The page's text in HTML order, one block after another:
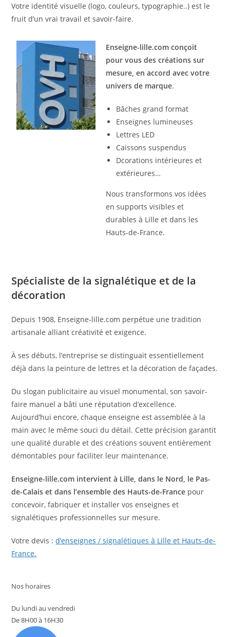
Votre identité visuelle (logo, couleurs, typographie..) est le
fruit d’un vrai travail et savoir-faire.
Enseigne-lille.com conçoit
pour vous des créations sur
mesure, en accord avec votre
univers de marque.
Bâches grand format
Enseignes lumineuses
Lettres LED
Caissons suspendus
Dcorations intérieures et
extérieures…
Nous transformons vos idées
en supports visibles et
durables à Lille et dans les
Hauts-de-France.
Spécialiste de la signalétique et de la
décoration
Depuis 1908, Enseigne-lille.com perpétue une tradition
artisanale alliant créativité et exigence.
À ses débuts, l’entreprise se distinguait essentiellement
déjà dans la peinture de lettres et la décoration de façades.
Du slogan publicitaire au visuel monumental, son savoir-
faire manuel a bâti une réputation d’excellence.
Aujourd’hui encore, chaque enseigne est assemblée à la
main avec le même souci du détail. Cette précision garantit
une qualité durable et des créations souvent entièrement
démontables pour faciliter leur maintenance.
Enseigne-lille.com intervient à Lille, dans le Nord, le Pas-
de-Calais et dans l’ensemble des Hauts-de-France pour
concevoir, fabriquer et installer vos enseignes et
signalétiques professionnelles sur mesure.
Votre devis :d’enseignes / signalétiques à Lille et Hauts-de-
France.
Nos horaires
Du lundi au vendredi
De 8H00 à 16H30